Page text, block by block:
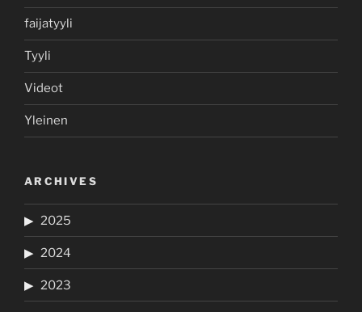
faijatyyli
Tyyli
Videot
Yleinen
ARCHIVES
2025
2024
2023